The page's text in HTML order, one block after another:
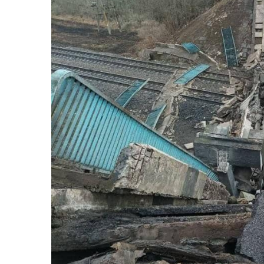
2011
Université
d’été
2012
Université
d’été
2013
Université
d’été
2014
Université
d’été
2015
Université
d’été
2016
Université
d’été
2017
Université
d’été
2018
Université
d’été
2019
Université
d’été
2020
Université
d’été
2021
Université